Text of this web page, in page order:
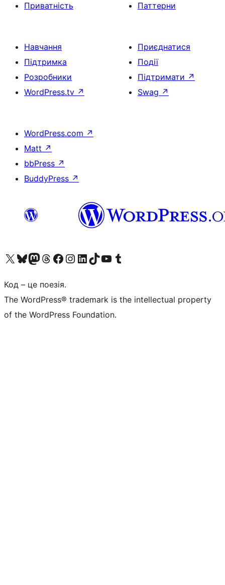
Приватність
Паттерни
Навчання
Підтримка
Розробники
WordPress.tv ↗
Приєднатися
Події
Підтримати ↗
Swag ↗
WordPress.com ↗
Matt ↗
bbPress ↗
BuddyPress ↗
Visit our X (formerly Twitter) account
Visit our Bluesky account
Завітайте до нашої стрічки в Mastodon
Visit our Threads account
Завітайте на нашу сторінку в Facebook
Visit our Instagram account
Visit our LinkedIn account
Visit our TikTok account
Visit our YouTube channel
Visit our Tumblr account
Код – це поезія.
The WordPress® trademark is the intellectual property
of the WordPress Foundation.